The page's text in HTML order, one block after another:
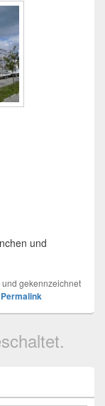
und
und gekennzeichnet
Permalink